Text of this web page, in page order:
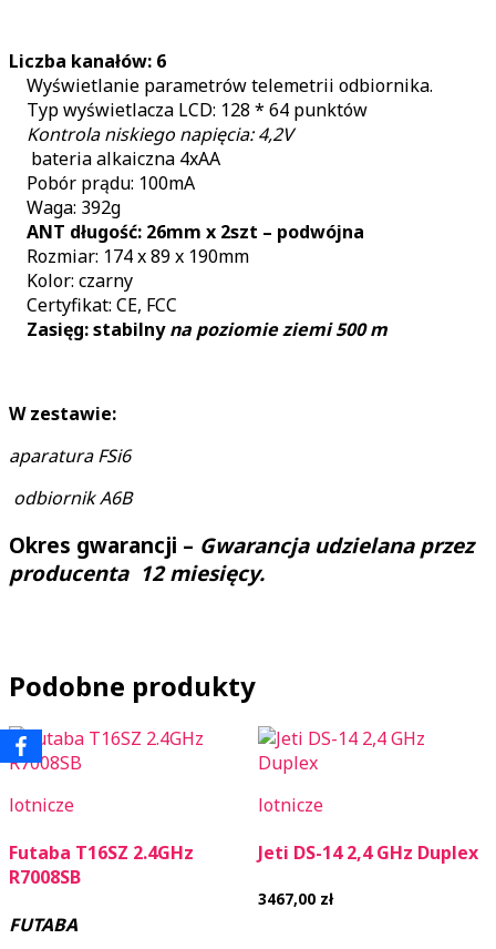
Liczba kanałów: 6
Wyświetlanie parametrów telemetrii odbiornika.
Typ wyświetlacza LCD: 128 * 64 punktów
Kontrola niskiego napięcia: 4,2V
bateria alkaiczna 4xAA
Pobór prądu: 100mA
Waga: 392g
ANT długość: 26mm x 2szt – podwójna
Rozmiar: 174 x 89 x 190mm
Kolor: czarny
Certyfikat: CE, FCC
Zasięg: stabilnyna poziomie ziemi 500 m
W zestawie:
aparatura FSi6
odbiornik A6B
Okres gwarancji – Gwarancja udzielana przez
producenta 12 miesięcy.
Podobne produkty
lotnicze
Futaba T16SZ 2.4GHz
R7008SB
FUTABA
lotnicze
Jeti DS-14 2,4 GHz Duplex
3467,00 zł